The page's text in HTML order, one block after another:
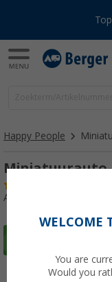
Happy People
Artikelnr: 681810
WELCOME
You are
Would you